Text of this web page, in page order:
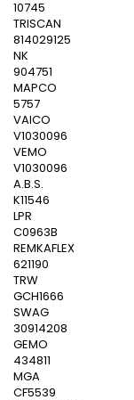
10745
TRISCAN
814029125
NK
904751
MAPCO
5757
VAICO
V1030096
VEMO
V1030096
A.B.S.
K11546
LPR
C0963B
REMKAFLEX
621190
TRW
GCH1666
SWAG
30914208
GEMO
434811
MGA
CF5539